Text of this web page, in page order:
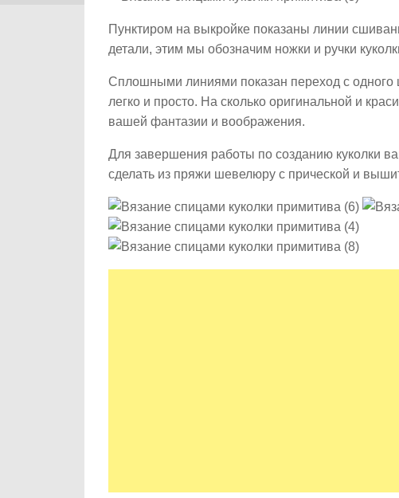
Пунктиром на выкройке показаны линии
детали, этим мы обозначим ножки и ручки
Сплошными линиями показан переход с одного
легко и просто. На сколько оригинальной и
вашей фантазии и воображения.
Для завершения работы по созданию куколки
сделать из пряжи шевелюру с прической и